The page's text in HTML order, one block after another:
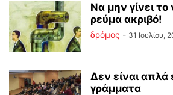
Να μην γίνει
ρεύμα ακριβό!
δρόμος - 31 Ιουλίου,
Δεν είναι απλά
γράμματα